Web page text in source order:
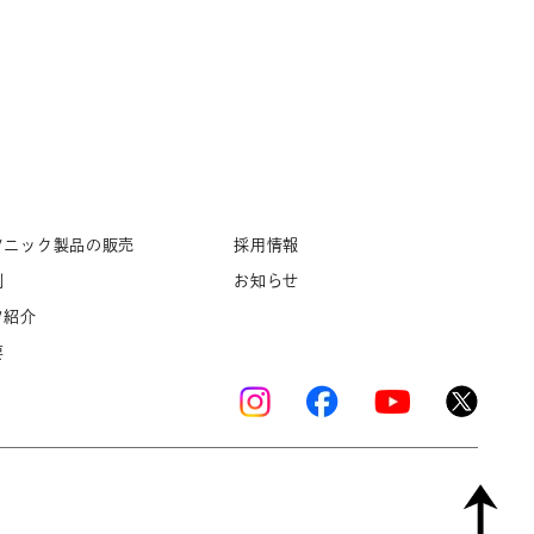
ニック製品の販売
紹介
採用情報
お知らせ
Copyright © K’s Sound Ltd. All Rights Reserved.